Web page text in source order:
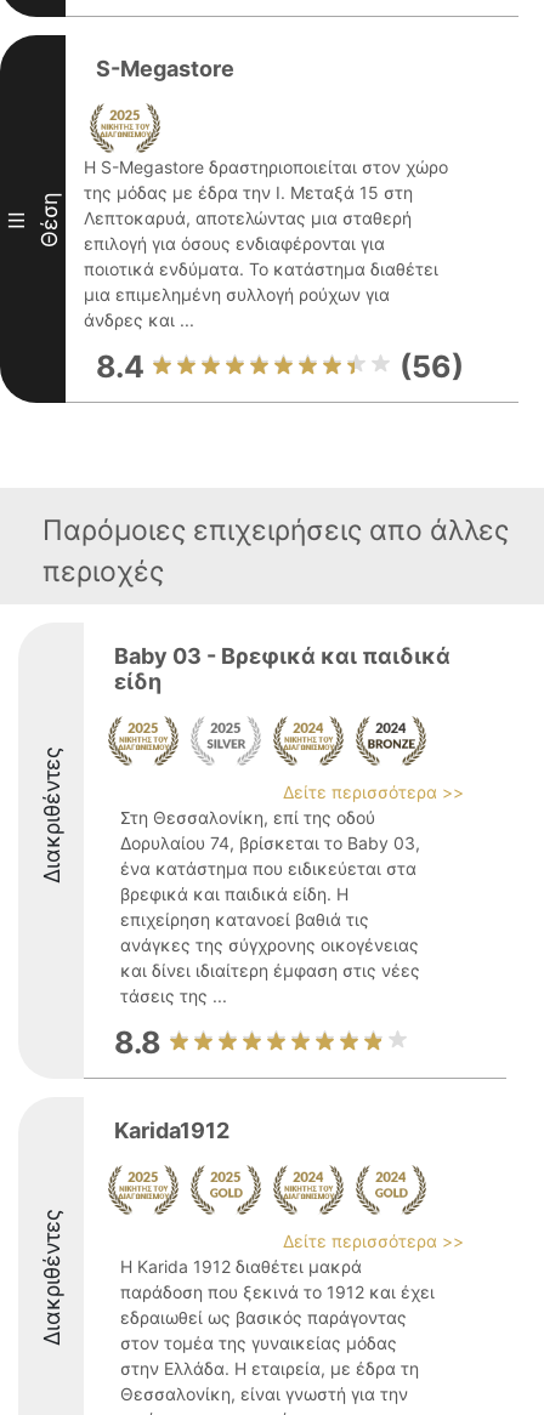
III Θέση
S-Megastore
Η S-Megastore δραστηριοποιείται στον χώρο
της μόδας με έδρα την Ι. Μεταξά 15 στη
Λεπτοκαρυά, αποτελώντας μια σταθερή
επιλογή για όσους ενδιαφέρονται για
ποιοτικά ενδύματα. Το κατάστημα διαθέτει
μια επιμελημένη συλλογή ρούχων για
άνδρες και ...
8.4 (56)
Παρόμοιες επιχειρήσεις απο άλλες
περιοχές
Διακριθέντες
Baby 03 - Βρεφικά και παιδικά
είδη
Δείτε περισσότερα >>
Στη Θεσσαλονίκη, επί της οδού
Δορυλαίου 74, βρίσκεται το Baby 03,
ένα κατάστημα που ειδικεύεται στα
βρεφικά και παιδικά είδη. Η
επιχείρηση κατανοεί βαθιά τις
ανάγκες της σύγχρονης οικογένειας
και δίνει ιδιαίτερη έμφαση στις νέες
τάσεις της ...
8.8
Διακριθέντες
Karida1912
Δείτε περισσότερα >>
Η Karida 1912 διαθέτει μακρά
παράδοση που ξεκινά το 1912 και έχει
εδραιωθεί ως βασικός παράγοντας
στον τομέα της γυναικείας μόδας
στην Ελλάδα. Η εταιρεία, με έδρα τη
Θεσσαλονίκη, είναι γνωστή για την